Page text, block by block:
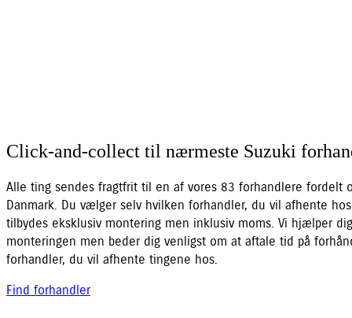
Click-and-collect til nærmeste Suzuki
Alle ting sendes fragtfrit til en af vores 83 forhandlere fordelt
Danmark. Du vælger selv hvilken forhandler, du vil afhente
tilbydes eksklusiv montering men inklusiv moms. Vi hjælper
monteringen men beder dig venligst om at aftale tid på
forhandler, du vil afhente tingene hos.
Find forhandler